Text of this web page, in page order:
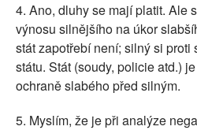
4. Ano, dluhy se mají platit. Ale
výnosu silnějšího na úkor
stát zapotřebí není; silný si proti
státu. Stát (soudy, policie atd.)
ochraně slabého před silným.
5. Myslím, že je při analýze